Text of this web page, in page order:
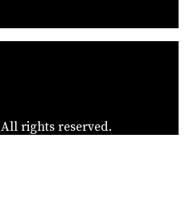
All rights reserved.